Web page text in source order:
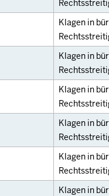
Klagen in
Klagen in
Klagen in
Klagen in
Klagen in
Klagen in